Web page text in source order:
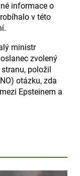
informace o
v této
ministr
zvolený
položil
otázku, zda
Epsteinem a